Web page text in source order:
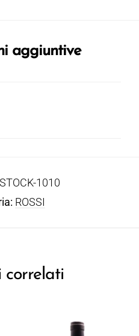
aggiuntive
1010
ROSSI
correlati